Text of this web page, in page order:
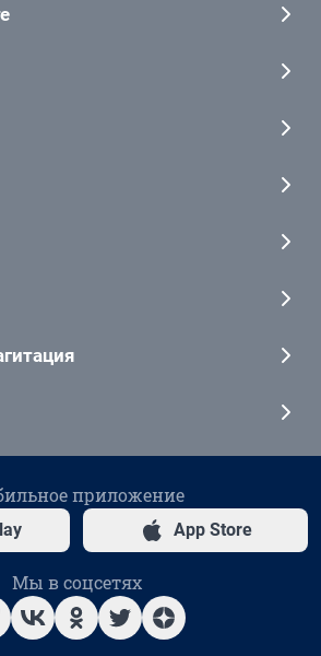
приложение
App Store
Мы в соцсетях